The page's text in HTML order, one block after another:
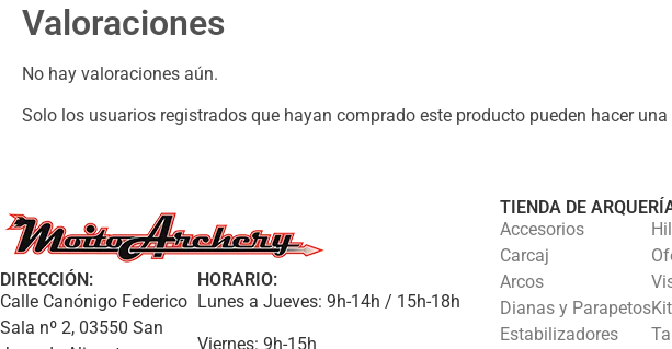
Valoraciones
No hay valoraciones aún.
Solo los usuarios registrados que hayan comprado este producto pueden hacer
DIRECCIÓN:
Calle Canónigo Federico
Sala nº 2, 03550 San
HORARIO:
Lunes a Jueves: 9h-14h / 15h-18h
Viernes: 9h-15h
TIENDA DE
Accesorios
Carcaj
Arcos
Dianas y Parapetos
Estabilizadores